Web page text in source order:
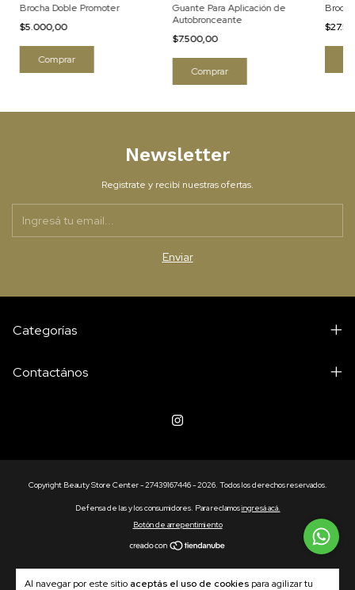
Al navegar por este sitio aceptás el uso de cookies para agilizar tu
Brocha Doble Promoter
$5.000,00
Guante Para Aplicación de
Autobronceante
$7.500,00
Newsletter
Registrate y recibí nuestras ofertas.
Categorías
Contactános
Copyright Beauty Store Center - 27439167446 - 2026. Todos los derechos reservados.
Defensa de las y los consumidores. Para reclamosingresá acá.
Botón de arrepentimiento